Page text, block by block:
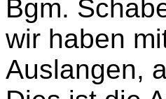
Bgm.
wir haben
Auslangen,